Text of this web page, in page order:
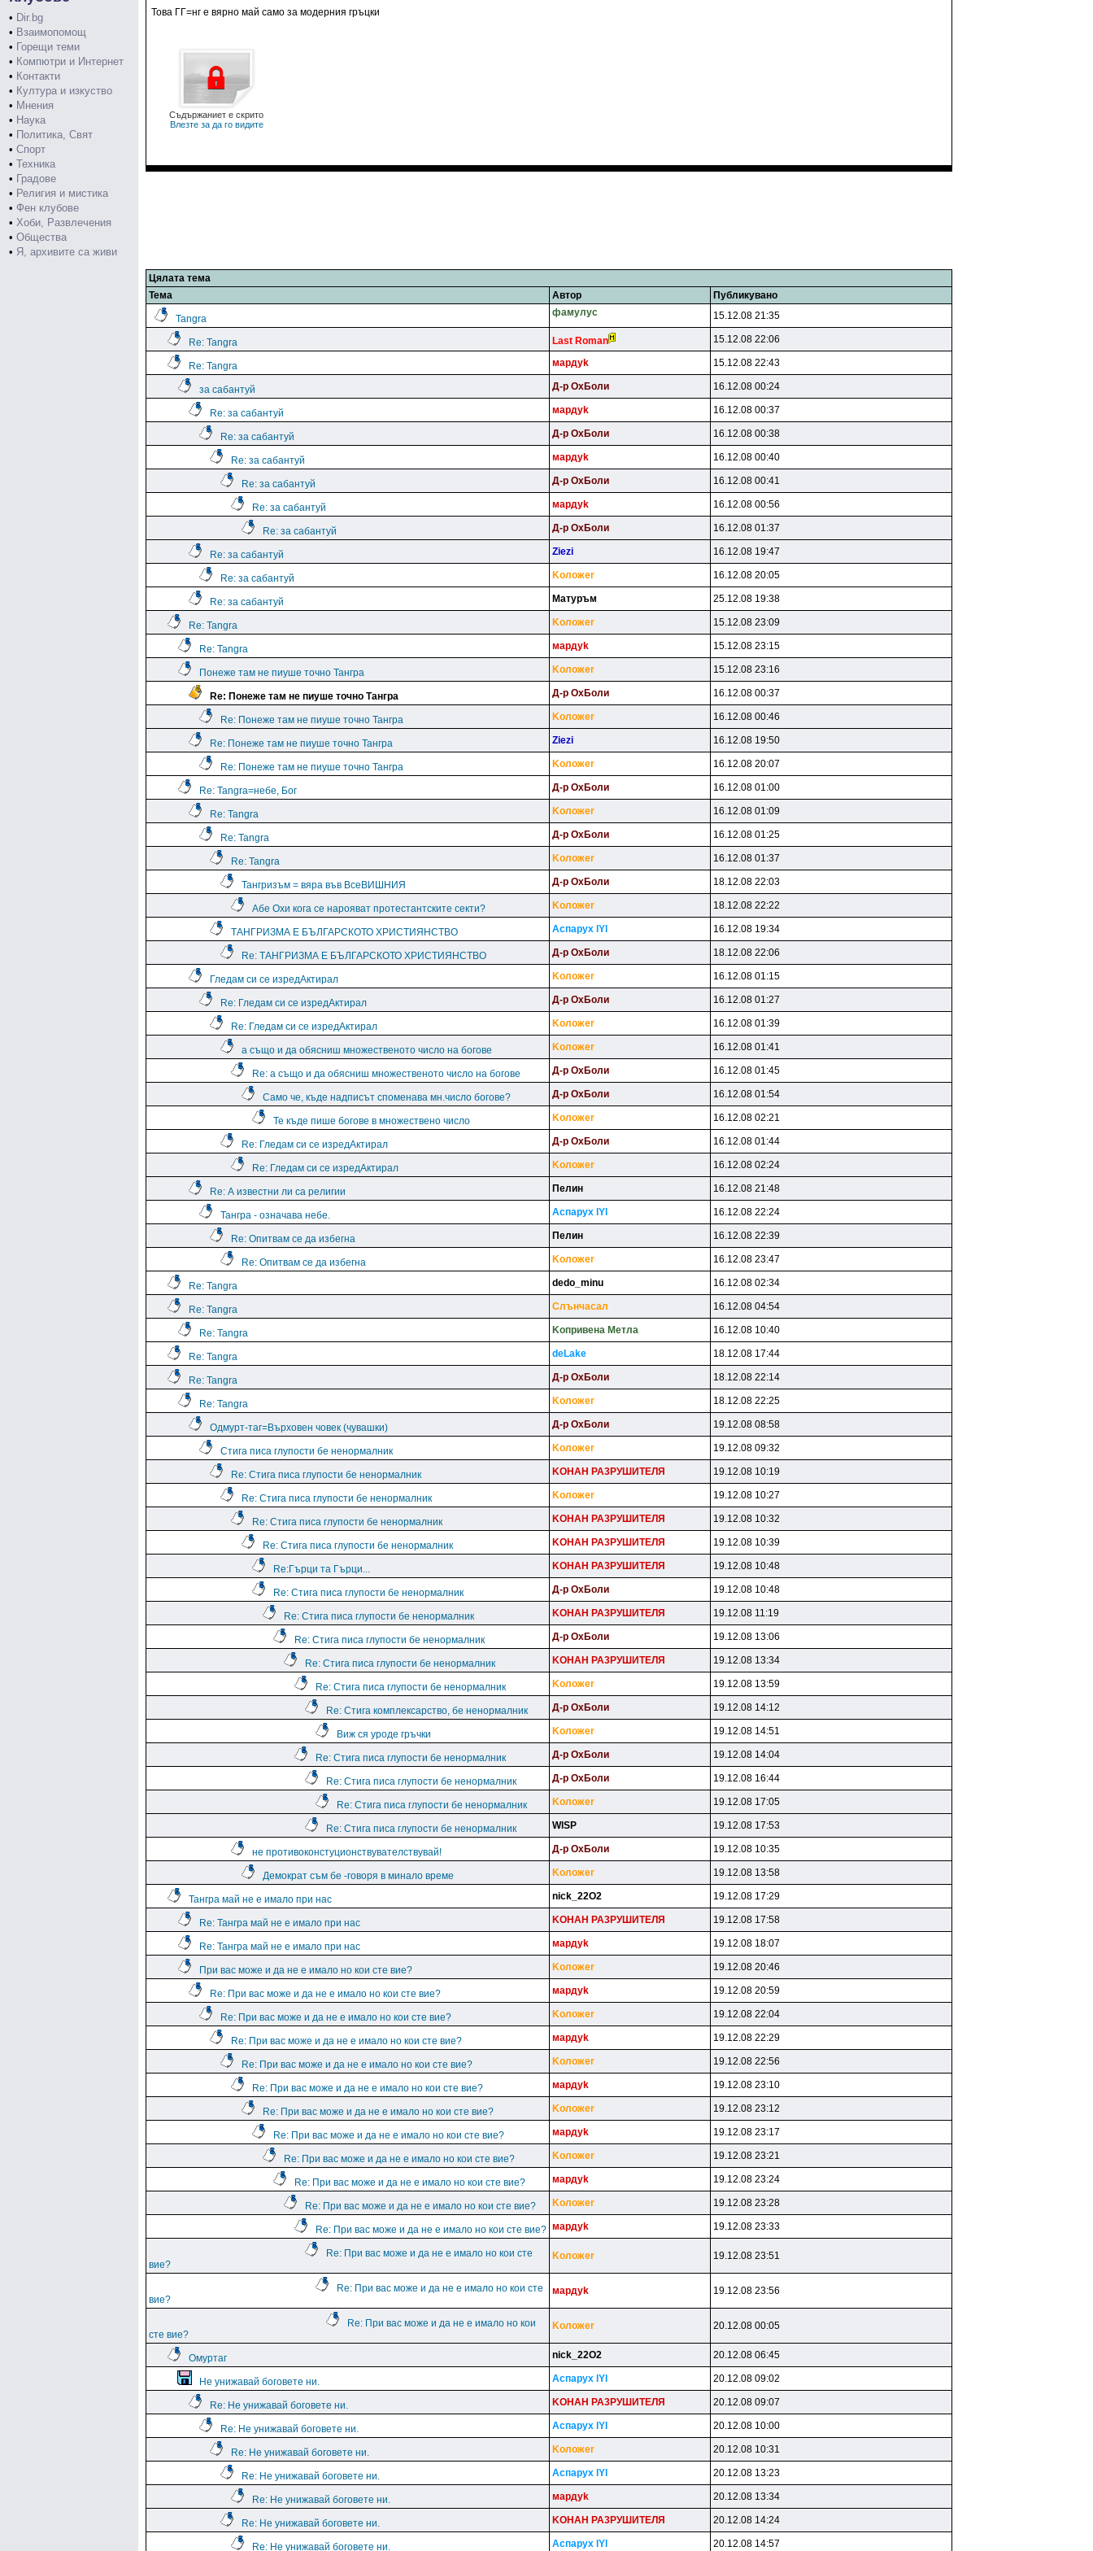
• Dir.bg
• Взаимопомощ
• Горещи теми
• Компютри и Интернет
• Контакти
• Култура и изкуство
• Мнения
• Наука
• Политика, Свят
• Спорт
• Техника
• Градове
• Религия и мистика
• Фен клубове
• Хоби, Развлечения
• Общества
• Я, архивите са живи
Това ГГ=нг е вярно май само за модерния гръцки
Съдържаниет е скрито
Влезте за да го видите
Цялата тема
Тема
Автор Публикувано
Tangra
фaмyлyc 15.12.08 21:35
Re: Tangra Last Roman 15.12.08 22:06
Re: Tangra мapдyk 15.12.08 22:43
за сабантуй Д-p OxБoли 16.12.08 00:24
Re: за сабантуй мapдyk 16.12.08 00:37
Re: за сабантуй Д-p OxБoли 16.12.08 00:38
Re: за сабантуй мapдyk 16.12.08 00:40
Re: за сабантуй Д-p OxБoли 16.12.08 00:41
Re: за сабантуй мapдyk 16.12.08 00:56
Re: за сабантуй Д-p OxБoли 16.12.08 01:37
Re: за сабантуй Ziezi 16.12.08 19:47
Re: за сабантуй Koлoжer 16.12.08 20:05
Re: за сабантуй Maтypъм 25.12.08 19:38
Re: Tangra Koлoжer 15.12.08 23:09
Re: Tangra мapдyk 15.12.08 23:15
Понеже там не пиуше точно Тангра Koлoжer 15.12.08 23:16
Re: Понеже там не пиуше точно Тангра Д-p OxБoли 16.12.08 00:37
Re: Понеже там не пиуше точно Тангра Koлoжer 16.12.08 00:46
Re: Понеже там не пиуше точно Тангра Ziezi 16.12.08 19:50
Re: Понеже там не пиуше точно Тангра Koлoжer 16.12.08 20:07
Re: Tangra=небе, Бог Д-p OxБoли 16.12.08 01:00
Re: Tangra Koлoжer 16.12.08 01:09
Re: Tangra Д-p OxБoли 16.12.08 01:25
Re: Tangra Koлoжer 16.12.08 01:37
Тангризъм = вяра във ВсеВИШНИЯ Д-p OxБoли 18.12.08 22:03
Абе Охи кога се нарояват протестантските секти? Koлoжer 18.12.08 22:22
ТАНГРИЗМА Е БЪЛГАРСКОТО ХРИСТИЯНСТВО Acпapyx lYl 16.12.08 19:34
Re: ТАНГРИЗМА Е БЪЛГАРСКОТО ХРИСТИЯНСТВО Д-p OxБoли 18.12.08 22:06
Гледам си се изредАктирал Koлoжer 16.12.08 01:15
Re: Гледам си се изредАктирал Д-p OxБoли 16.12.08 01:27
Re: Гледам си се изредАктирал Koлoжer 16.12.08 01:39
а също и да обясниш множественото число на богове Koлoжer 16.12.08 01:41
Re: а също и да обясниш множественото число на богове Д-p OxБoли 16.12.08 01:45
Само че, къде надписът споменава мн.число богове? Д-p OxБoли 16.12.08 01:54
Те къде пише богове в множествено число Koлoжer 16.12.08 02:21
Re: Гледам си се изредАктирал Д-p OxБoли 16.12.08 01:44
Re: Гледам си се изредАктирал Koлoжer 16.12.08 02:24
Re: А известни ли са религии Пeлин 16.12.08 21:48
Тангра - означава небе. Acпapyx lYl 16.12.08 22:24
Re: Опитвам се да избегна Пeлин 16.12.08 22:39
Re: Опитвам се да избегна Koлoжer 16.12.08 23:47
Re: Tangra dedo_minu 16.12.08 02:34
Re: Tangra Cлънчacaл 16.12.08 04:54
Re: Tangra Koпpивeнa Meтлa 16.12.08 10:40
Re: Tangra deLake 18.12.08 17:44
Re: Tangra Д-p OxБoли 18.12.08 22:14
Re: Tangra Koлoжer 18.12.08 22:25
Одмурт-таг=Върховен човек (чувашки) Д-p OxБoли 19.12.08 08:58
Стига писа глупости бе ненормалник Koлoжer 19.12.08 09:32
Re: Стига писа глупости бе ненормалник KOHAH PA3PУШИTEЛЯ 19.12.08 10:19
Re: Стига писа глупости бе ненормалник Koлoжer 19.12.08 10:27
Re: Стига писа глупости бе ненормалник KOHAH PA3PУШИTEЛЯ 19.12.08 10:32
Re: Стига писа глупости бе ненормалник KOHAH PA3PУШИTEЛЯ 19.12.08 10:39
Re:Гърци та Гърци... KOHAH PA3PУШИTEЛЯ 19.12.08 10:48
Re: Стига писа глупости бе ненормалник Д-p OxБoли 19.12.08 10:48
Re: Стига писа глупости бе ненормалник KOHAH PA3PУШИTEЛЯ 19.12.08 11:19
Re: Стига писа глупости бе ненормалник Д-p OxБoли 19.12.08 13:06
Re: Стига писа глупости бе ненормалник KOHAH PA3PУШИTEЛЯ 19.12.08 13:34
Re: Стига писа глупости бе ненормалник Koлoжer 19.12.08 13:59
Re: Стига комплексарство, бе ненормалник Д-p OxБoли 19.12.08 14:12
Виж ся уроде гръчки Koлoжer 19.12.08 14:51
Re: Стига писа глупости бе ненормалник Д-p OxБoли 19.12.08 14:04
Re: Стига писа глупости бе ненормалник Д-p OxБoли 19.12.08 16:44
Re: Стига писа глупости бе ненормалник Koлoжer 19.12.08 17:05
Re: Стига писа глупости бе ненормалник WlSP 19.12.08 17:53
не противоконстуционствувателствувай! Д-p OxБoли 19.12.08 10:35
Демократ съм бе -говоря в минало време Koлoжer 19.12.08 13:58
Тангра май не е имало при нас nick_22O2 19.12.08 17:29
Re: Тангра май не е имало при нас KOHAH PA3PУШИTEЛЯ 19.12.08 17:58
Re: Тангра май не е имало при нас мapдyk 19.12.08 18:07
При вас може и да не е имало но кои сте вие? Koлoжer 19.12.08 20:46
Re: При вас може и да не е имало но кои сте вие? мapдyk 19.12.08 20:59
Re: При вас може и да не е имало но кои сте вие? Koлoжer 19.12.08 22:04
Re: При вас може и да не е имало но кои сте вие? мapдyk 19.12.08 22:29
Re: При вас може и да не е имало но кои сте вие? Koлoжer 19.12.08 22:56
Re: При вас може и да не е имало но кои сте вие? мapдyk 19.12.08 23:10
Re: При вас може и да не е имало но кои сте вие? Koлoжer 19.12.08 23:12
Re: При вас може и да не е имало но кои сте вие? мapдyk 19.12.08 23:17
Re: При вас може и да не е имало но кои сте вие? Koлoжer 19.12.08 23:21
Re: При вас може и да не е имало но кои сте вие? мapдyk 19.12.08 23:24
Re: При вас може и да не е имало но кои сте вие? Koлoжer 19.12.08 23:28
Re: При вас може и да не е имало но кои сте вие? мapдyk 19.12.08 23:33
Re: При вас може и да не е имало но кои сте
вие?
Koлoжer 19.12.08 23:51
Re: При вас може и да не е имало но кои сте
вие?
мapдyk 19.12.08 23:56
Re: При вас може и да не е имало но кои
сте вие?
Koлoжer 20.12.08 00:05
Омуртаг nick_22O2 20.12.08 06:45
Не унижавай боговете ни. Acпapyx lYl 20.12.08 09:02
Re: Не унижавай боговете ни. KOHAH PA3PУШИTEЛЯ 20.12.08 09:07
Re: Не унижавай боговете ни. Acпapyx lYl 20.12.08 10:00
Re: Не унижавай боговете ни. Koлoжer 20.12.08 10:31
Re: Не унижавай боговете ни. Acпapyx lYl 20.12.08 13:23
Re: Не унижавай боговете ни. мapдyk 20.12.08 13:34
Re: Не унижавай боговете ни. KOHAH PA3PУШИTEЛЯ 20.12.08 14:24
Re: Не унижавай боговете ни. Acпapyx lYl 20.12.08 14:57